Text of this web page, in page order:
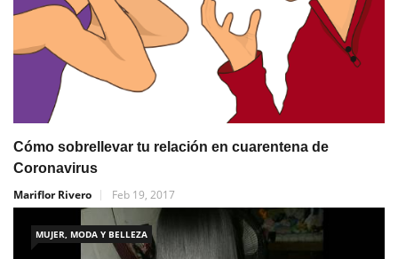
Cómo sobrellevar tu relación en cuarentena de
Coronavirus
Mariflor Rivero
Feb 19, 2017
MUJER, MODA Y BELLEZA